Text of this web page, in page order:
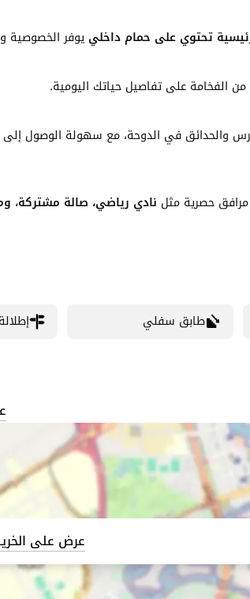
تحتوي على حمام داخلي يوفر الخصوصية
الفخامة على تفاصيل حياتك اليومية.
والحدائق في الدوحة، مع سهولة الوصول إلى
مرافق حصرية مثل نادي رياضي، صالة مشتركة،
طابق سفلي
عرض على